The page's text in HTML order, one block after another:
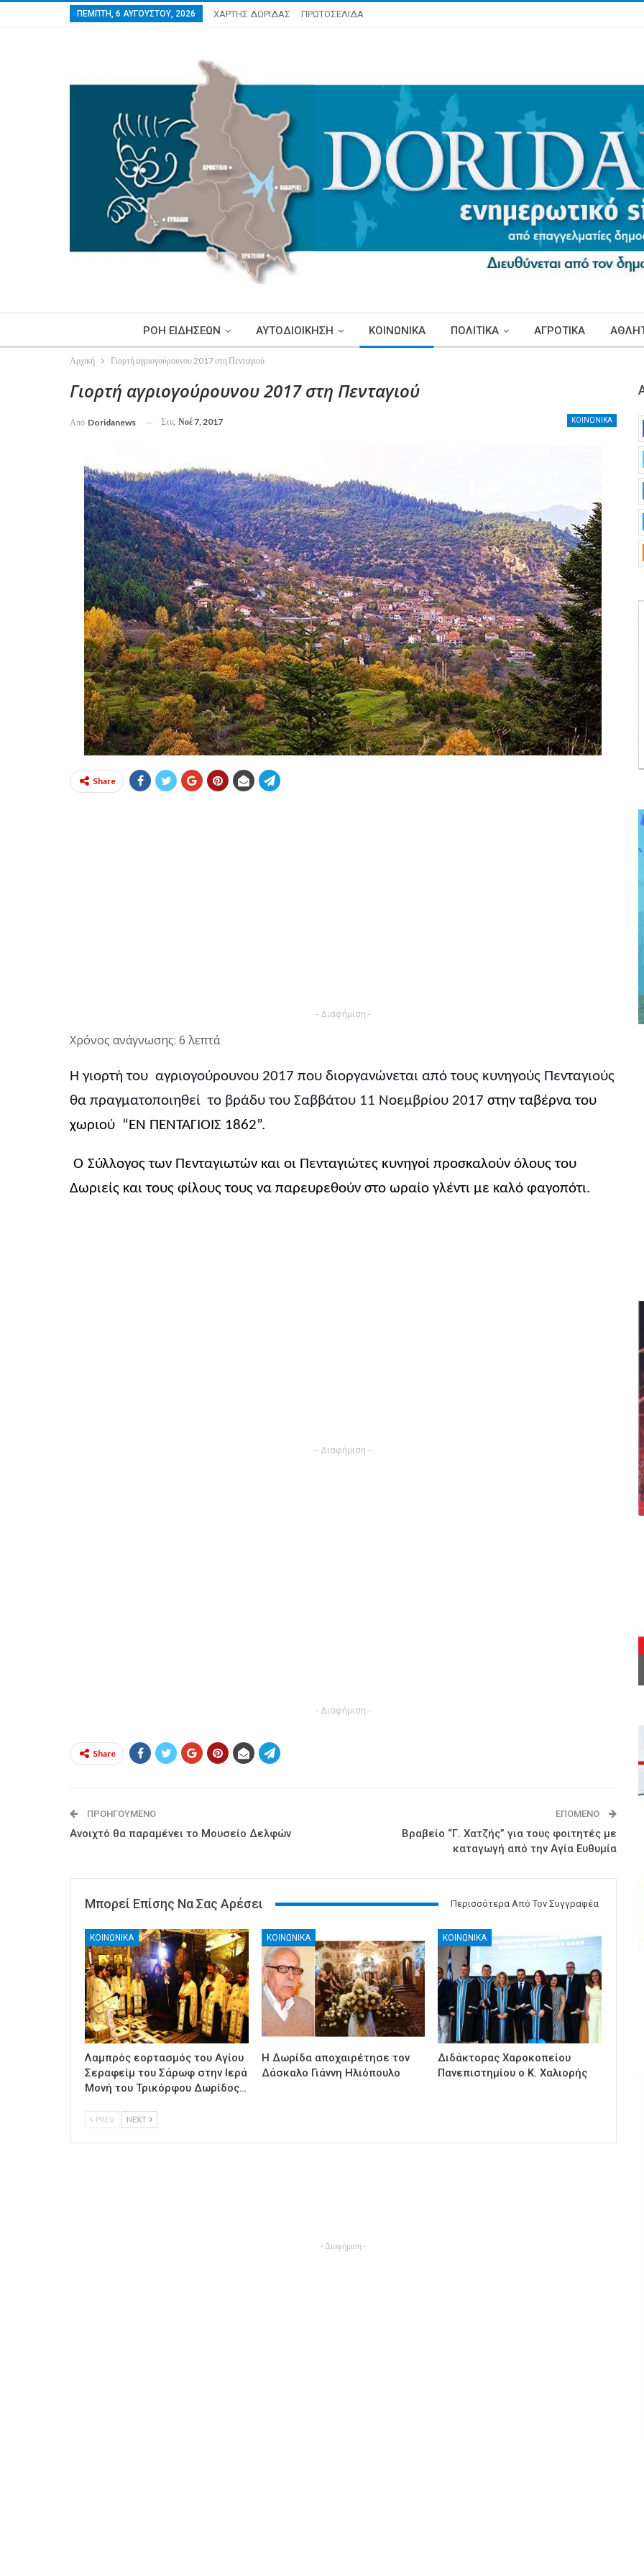
ΠΈΜΠΤΗ, 6 ΑΥΓΟΎΣΤΟΥ, 2026 ΧΑΡΤΗΣ ΔΩΡΙΔΑΣ ΠΡΩΤΟΣΕΛΙΔΑ
ΡΟΗ ΕΙΔΗΣΕΩΝ ΑΥΤΟΔΙΟΙΚΗΣΗ ΚΟΙΝΩΝΙΚΑ ΠΟΛΙΤΙΚΑ ΑΓΡΟΤΙΚΑ
Αρχική Γιορτή αγριογούρουνου 2017 στη Πενταγιού
Γιορτή αγριογούρουνου 2017 στη Πενταγιού
ΚΟΙΝΩΝΙΚΑ
Από Doridanews Στις Νοέ 7, 2017
Share
- Διαφήμιση -
Χρόνος ανάγνωσης: 6 λεπτά
Η γιορτή του αγριογούρουνου 2017 που διοργανώνεται από τους κυνηγούς Πενταγιούς
θα πραγματοποιηθεί το βράδυ του Σαββάτου 11 Νοεμβρίου 2017 στην ταβέρνα του
χωριού “ΕΝ ΠΕΝΤΑΓΙΟΙΣ 1862”.
O Σύλλογος των Πενταγιωτών και οι Πενταγιώτες κυνηγοί προσκαλούν όλους του
Δωριείς και τους φίλους τους να παρευρεθούν στο ωραίο γλέντι με καλό φαγοπότι.
-- Διαφήμιση --
- Διαφήμιση -
Share
ΠΡΟΗΓΟΎΜΕΝΟ
Ανοιχτό θα παραμένει το Μουσείο Δελφών
ΕΠΌΜΕΝΟ
Βραβείο “Γ. Χατζής” για τους φοιτητές με
καταγωγή από την Αγία Ευθυμία
Μπορεί Επίσης Να Σας Αρέσει Περισσότερα Από Τον Συγγραφέα
ΚΟΙΝΩΝΙΚΑ
Λαμπρός εορτασμός του Αγίου
Σεραφείμ του Σάρωφ στην Ιερά
Μονή του Τρικόρφου Δωρίδος…
ΚΟΙΝΩΝΙΚΑ
Η Δωρίδα αποχαιρέτησε τον
Δάσκαλο Γιάννη Ηλιόπουλο
ΚΟΙΝΩΝΙΚΑ
Διδάκτορας Χαροκοπείου
Πανεπιστημίου ο Κ. Χαλιορής
PREV NEXT
- Διαφήμιση -